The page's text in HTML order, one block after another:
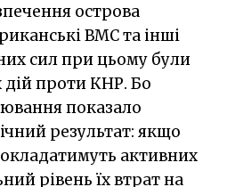
острова
ВМС та інші
сил при цьому були
дій проти КНР. Бо
показало
результат: якщо
активних
рівень їх втрат на